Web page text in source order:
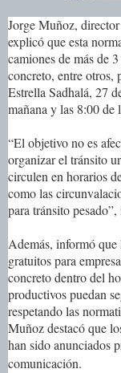
Jorge Muñoz,
explicó que esta
camiones de más de
concreto, entre otros,
Estrella Sadhalá, 27
mañana y las 8:00 de
“El objetivo no es
organizar el tránsito
circulen en horarios
como las
para tránsito
Además, informó
gratuitos para
concreto dentro del
productivos puedan
respetando las
Muñoz destacó que
han sido anunciados
comunicación.